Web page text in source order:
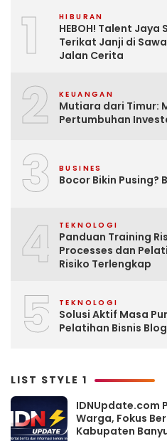
1 HIBURAN
HEBOH! Talent
Terikat Janji di
Jalan Cerita
2 KEUANGAN
Mutiara dari Timur:
Pertumbuhan
3 BUSINES
Bocor Bikin Pusing?
4 TEKNOLOGI
Panduan Training
Processes dan
Risiko Terlengkap
5 TEKNOLOGI
Solusi Aktif Masa
Pelatihan Bisnis
LIST STYLE 1
IDNUpdate.com
Warga, Fokus
Kabupaten